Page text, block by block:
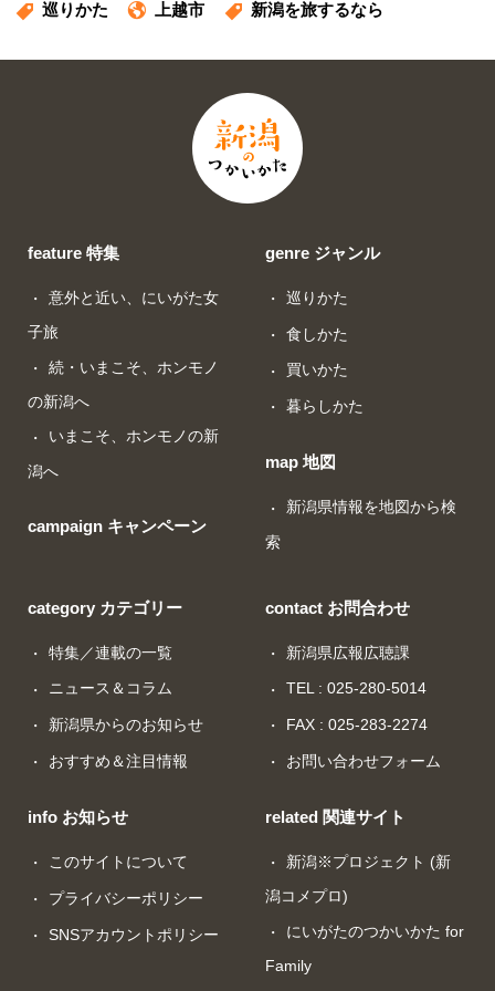
巡りかた 上越市 新潟を旅するなら
feature 特集
意外と近い、にいがた女
子旅
続・いまこそ、ホンモノ
の新潟へ
いまこそ、ホンモノの新
潟へ
campaign キャンペーン
genre ジャンル
巡りかた
食しかた
買いかた
暮らしかた
map 地図
新潟県情報を地図から検
索
category カテゴリー
特集／連載の一覧
ニュース＆コラム
新潟県からのお知らせ
おすすめ＆注目情報
info お知らせ
このサイトについて
プライバシーポリシー
SNSアカウントポリシー
contact お問合わせ
新潟県広報広聴課
TEL : 025-280-5014
FAX : 025-283-2274
お問い合わせフォーム
related 関連サイト
新潟※プロジェクト (新
潟コメプロ)
にいがたのつかいかた for
Family